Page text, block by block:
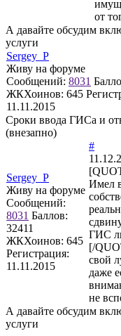
от
А давайте обсудим
услуги
Sergey_P
Живу на форуме
Сообщений: 8031
ЖКХоинов: 645
11.11.2015
Сроки ввода ГИСа и
(внезапно)
Sergey_P
Живу на форуме
Сообщений:
8031 Баллов:
32411
ЖКХоинов: 645
Регистрация:
11.11.2015
#
Имел
ГИС
[/
свой
даже
не
А давайте обсудим
услуги